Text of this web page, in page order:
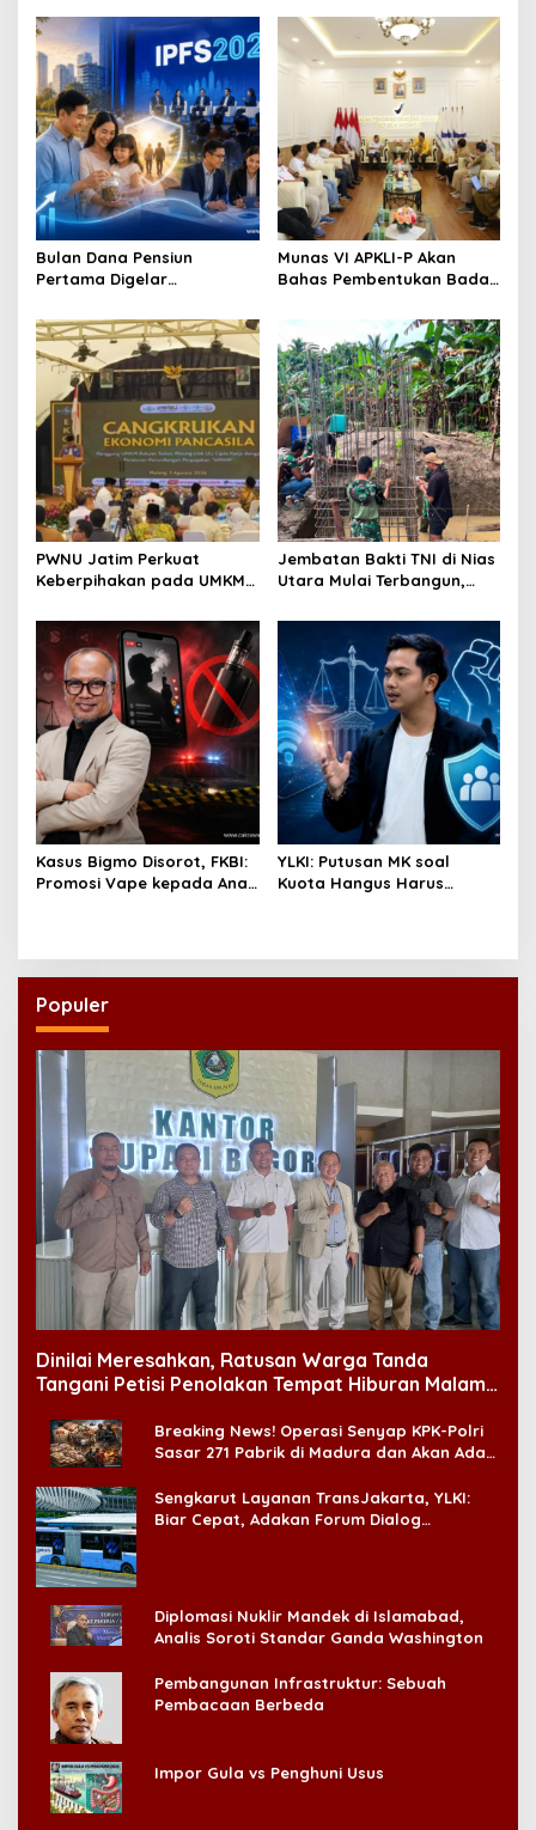
Bulan Dana Pensiun
Pertama Digelar
Perkuat Ekosistem Pensiun
Berkelanjutan
Munas VI APKLI-P Akan
Bahas Pembentukan Badan
Dinilai Penting Hadapi
Bonus Demografi
PWNU Jatim Perkuat
Keberpihakan pada UMKM
Jembatan Bakti TNI di Nias
Utara Mulai Terbangun,
Pulih
Kasus Bigmo Disorot, FKBI:
Promosi Vape kepada Anak
YLKI: Putusan MK soal
Kuota Hangus Harus
Populer
Dinilai Meresahkan, Ratusan Warga Tanda
Tangani Petisi Penolakan Tempat Hiburan Malam
Breaking News! Operasi Senyap KPK-Polri
Sasar 271 Pabrik di Madura dan Akan Ada
Sengkarut Layanan TransJakarta, YLKI:
Biar Cepat, Adakan Forum Dialog
Diplomasi Nuklir Mandek di Islamabad,
Analis Soroti Standar Ganda Washington
Pembangunan Infrastruktur: Sebuah
Pembacaan Berbeda
Impor Gula vs Penghuni Usus